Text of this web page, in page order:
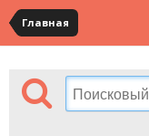
Главная